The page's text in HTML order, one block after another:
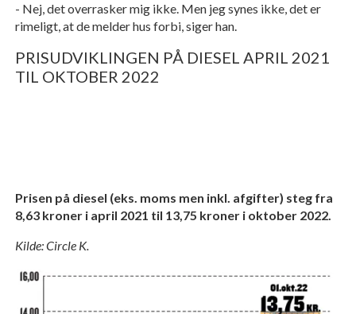
- Nej, det overrasker mig ikke. Men jeg synes ikke, det er
rimeligt, at de melder hus forbi, siger han.
PRISUDVIKLINGEN PÅ DIESEL APRIL 2021
TIL OKTOBER 2022
Prisen på diesel (eks. moms men inkl. afgifter) steg fra
8,63 kroner i april 2021 til 13,75 kroner i oktober 2022.
Kilde: Circle K.